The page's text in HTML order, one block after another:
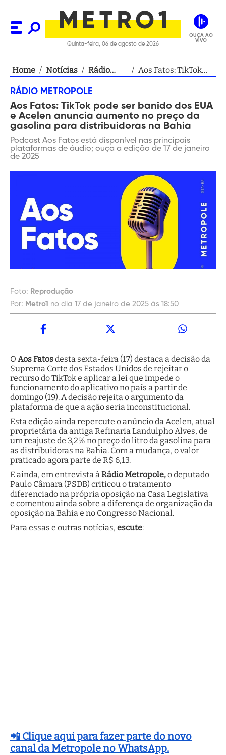
Quinta-feira, 06 de agosto de 2026
OUÇA AO
VIVO
Home / Notícias / Rádio
/ Aos Fatos: TikTok
anuncia aumento
no preço da
gasolina para
distribuidoras na
Bahia
RÁDIO METROPOLE
Aos Fatos: TikTok pode ser banido dos EUA
e Acelen anuncia aumento no preço da
gasolina para distribuidoras na Bahia
Podcast Aos Fatos está disponível nas principais
plataformas de áudio; ouça a edição de 17 de janeiro
de 2025
Foto: Reprodução
Por: Metro1 no dia 17 de janeiro de 2025 às 18:50
O Aos Fatosdesta sexta-feira (17) destaca a decisão da
Suprema Corte dos Estados Unidos de rejeitar o
recurso do TikTok e aplicar a lei que impede o
funcionamento do aplicativo no país a partir de
domingo (19). A decisão rejeita o argumento da
plataforma de que a ação seria inconstitucional.
Esta edição ainda repercute o anúncio da Acelen, atual
proprietária da antiga Refinaria Landulpho Alves, de
um reajuste de 3,2% no preço do litro da gasolina para
as distribuidoras na Bahia. Com a mudança, o valor
praticado agora parte de R$ 6,13.
E ainda, em entrevista à Rádio Metropole,o deputado
Paulo Câmara (PSDB) criticou o tratamento
diferenciado na própria oposição na Casa Legislativa
e comentou ainda sobre a diferença de organização da
oposição na Bahia e no Congresso Nacional.
Para essas e outras notícias, escute:
📲 Clique aqui para fazer parte do novo
canal da Metropole no WhatsApp.